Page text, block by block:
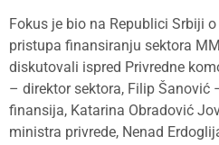
Fokus je bio na Republici Srbiji
pristupa finansiranju sektora
diskutovali ispred Privredne
– direktor sektora, Filip Šanović
finansija, Katarina Obradović
ministra privrede, Nenad